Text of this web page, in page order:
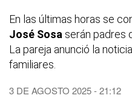
En las últimas horas se
José Sosa serán padres
La pareja anunció la
familiares.
3 DE AGOSTO 2025 - 21:12